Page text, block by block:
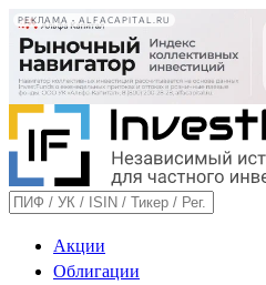
РЕКЛАМА • ALFACAPITAL.RU
Акции
Облигации